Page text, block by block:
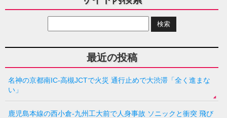
最近の投稿
名神の京都南IC-高槻JCTで火災 通行止めで大渋滞「全く進まな
い」
鹿児島本線の西小倉-九州工大前で人身事故 ソニックと衝突 飛び